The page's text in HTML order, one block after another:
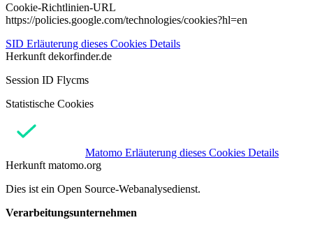
Cookie-Richtlinien-URL
https://policies.google.com/technologies/cookies?hl=en
SID Erläuterung dieses Cookies Details
Herkunft dekorfinder.de
Session ID Flycms
Statistische Cookies
Matomo Erläuterung dieses Cookies Details
Herkunft matomo.org
Dies ist ein Open Source-Webanalysedienst.
Verarbeitungsunternehmen